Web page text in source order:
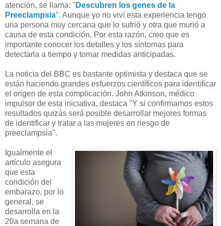
atención, se llama: " Descubren los genes de la
Preeclampsia". Aunque yo no viví esta experiencia tengo
una persona muy cercana que lo sufrió y otra que murió a
causa de esta condición. Por esta razón, creo que es
importante conocer los detalles y los síntomas para
detectarla a tiempo y tomar medidas anticipadas.
La noticia del BBC es bastante optimista y destaca que se
están haciendo grandes esfuerzos científicos para identificar
el origen de esta complicación. John Atkinson, médico
impulsor de esta iniciativa, destaca "Y si confirmamos estos
resultados quizás será posible desarrollar mejores formas
de identificar y tratar a las mujeres en riesgo de
preeclampsia".
Igualmente el
artículo asegura
que esta
condición del
embarazo, por lo
general, se
desarrolla en la
20a semana de